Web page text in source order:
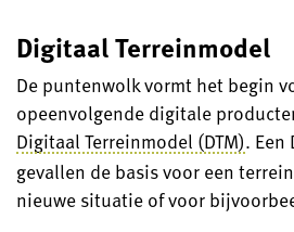
Digitaal Terreinmodel
De puntenwolk vormt het begin
opeenvolgende digitale
Digitaal Terreinmodel (DTM). Een
gevallen de basis voor een
nieuwe situatie of voor